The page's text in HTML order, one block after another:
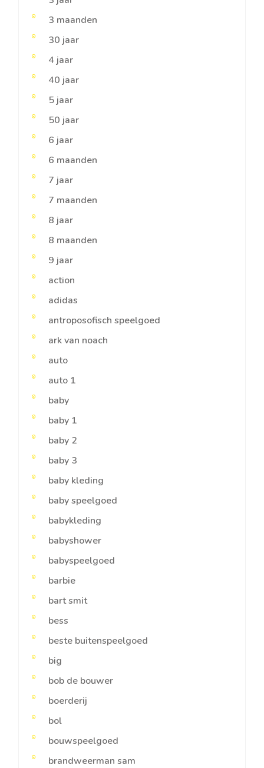
3 maanden
30 jaar
4 jaar
40 jaar
5 jaar
50 jaar
6 jaar
6 maanden
7 jaar
7 maanden
8 jaar
8 maanden
9 jaar
action
adidas
antroposofisch speelgoed
ark van noach
auto
auto 1
baby
baby 1
baby 2
baby 3
baby kleding
baby speelgoed
babykleding
babyshower
babyspeelgoed
barbie
bart smit
bess
beste buitenspeelgoed
big
bob de bouwer
boerderij
bol
bouwspeelgoed
brandweerman sam